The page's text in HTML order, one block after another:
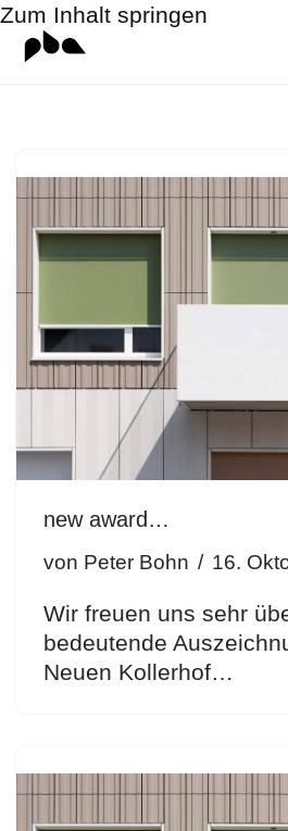
Zum Inhalt springen
new award…
von Peter Bohn 16.
Wir freuen uns sehr
bedeutende
Neuen Kollerhof…